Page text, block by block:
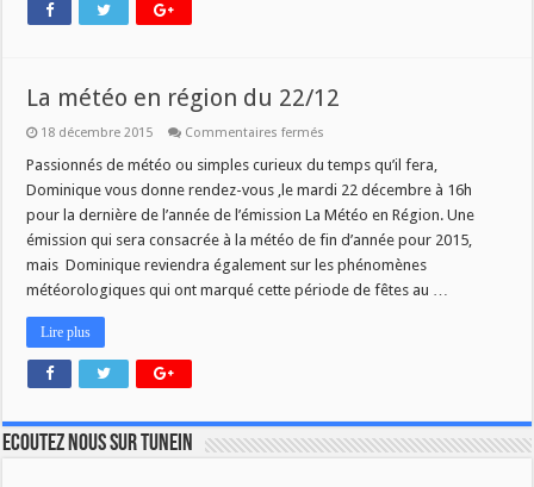
La météo en région du 22/12
18 décembre 2015 Commentaires fermés
météo
région
du
22/12
Passionnés de météo ou simples curieux du temps qu’il fera,
Dominique vous donne rendez-vous ,le mardi 22 décembre à 16h
pour la dernière de l’année de l’émission La Météo en Région. Une
émission qui sera consacrée à la météo de fin d’année pour 2015,
mais Dominique reviendra également sur les phénomènes
météorologiques qui ont marqué cette période de fêtes au …
Lire plus
Ecoutez nous sur TuneIn